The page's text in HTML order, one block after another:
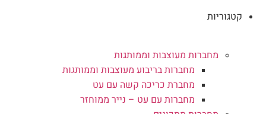
קטגוריות
מחברות מעוצבות וממותגות
מחברות בריבוע מעוצבות וממותגות
מחברת כריכה קשה עם עט
מחברות עם עט – נייר ממוחזר